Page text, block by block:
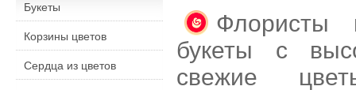
Букеты
Корзины цветов
Сердца из цветов
Флористы
букеты с
свежие